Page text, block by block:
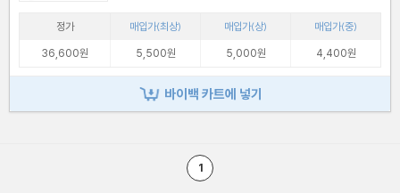
정가 매입가(최상) 매입가(상)
매입가(중)
36,600원
5,500원 5,000원 4,400원
바이백 카트에 넣기
1